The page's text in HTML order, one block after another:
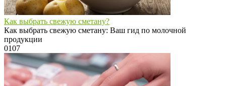
Как выбрать свежую сметану?
Как выбрать свежую сметану: Ваш гид по молочной
продукции
0107